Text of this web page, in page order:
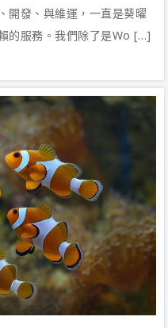
開發、與維運，一直是葵曜
的服務。我們除了是Wo […]